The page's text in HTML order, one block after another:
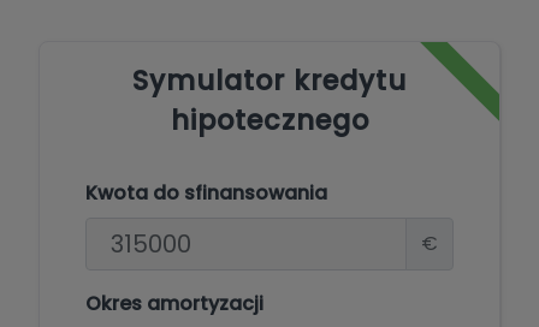
Symulator kredytu
hipotecznego
Kwota do sfinansowania
€
Okres amortyzacji